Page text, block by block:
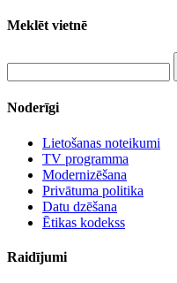
Meklēt vietnē
Noderīgi
Lietošanas noteikumi
TV programma
Modernizēšana
Privātuma politika
Datu dzēšana
Ētikas kodekss
Raidījumi